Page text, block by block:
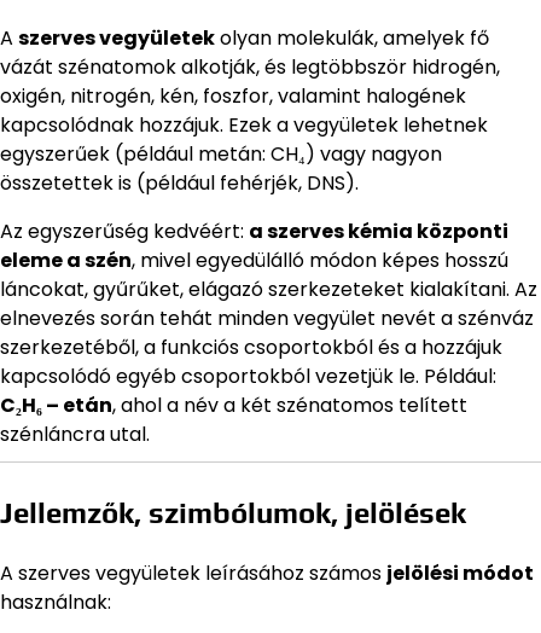
A szerves vegyületekolyan molekulák, amelyek fő
vázát szénatomok alkotják, és legtöbbször hidrogén,
oxigén, nitrogén, kén, foszfor, valamint halogének
kapcsolódnak hozzájuk. Ezek a vegyületek lehetnek
egyszerűek (például metán: CH₄) vagy nagyon
összetettek is (például fehérjék, DNS).
Az egyszerűség kedvéért: a szerves kémia központi
eleme a szén, mivel egyedülálló módon képes hosszú
láncokat, gyűrűket, elágazó szerkezeteket kialakítani. Az
elnevezés során tehát minden vegyület nevét a szénváz
szerkezetéből, a funkciós csoportokból és a hozzájuk
kapcsolódó egyéb csoportokból vezetjük le. Például:
C₂H₆ – etán, ahol a név a két szénatomos telített
szénláncra utal.
Jellemzők, szimbólumok, jelölések
A szerves vegyületek leírásához számos jelölési módot
használnak: